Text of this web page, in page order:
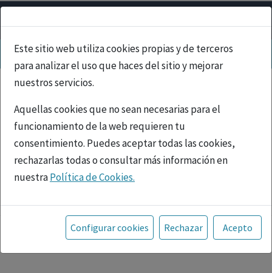
Este sitio web utiliza cookies propias y de terceros
para analizar el uso que haces del sitio y mejorar
nuestros servicios.
Aquellas cookies que no sean necesarias para el
funcionamiento de la web requieren tu
consentimiento. Puedes aceptar todas las cookies,
rechazarlas todas o consultar más información en
nuestraPolítica de Cookies.
Toda la información incluida en la Página Web está
referida a productos del mercado español y, por
tanto, dirigida a profesionales sanitarios legalmente
facultados para prescribir o dispensar medicamentos
Configurar cookies Rechazar Acepto